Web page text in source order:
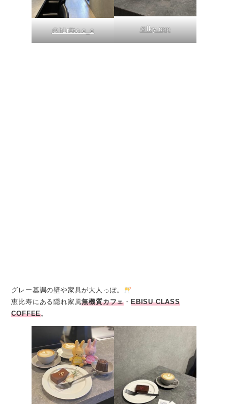
＠h1r0to.e_e ＠lky.cpp
グレー基調の壁や家具が大人っぽ。
恵比寿にある隠れ家風無機質カフェ ・EBISU CLASS
COFFEE。